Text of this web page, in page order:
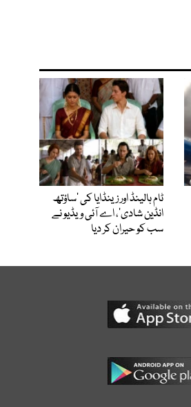
ٹام ہالینڈ اور زینڈایا کی ’ساؤتھ
انڈین شادی‘، اے آئی ویڈیو نے
سب کو حیران کر دیا